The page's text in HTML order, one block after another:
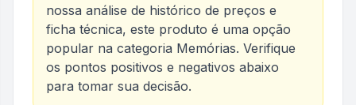
nossa análise de histórico de preços e
ficha técnica, este produto é uma opção
popular na categoria Memórias. Verifique
os pontos positivos e negativos abaixo
para tomar sua decisão.